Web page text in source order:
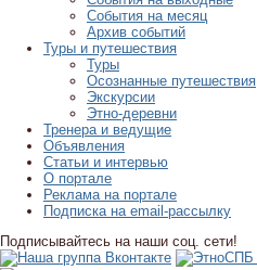
События на месяц
Архив событий
Туры и путешествия
Туры
Осознанные путешествия
Экскурсии
Этно-деревни
Тренера и ведущие
Объявления
Статьи и интервью
О портале
Реклама на портале
Подписка на email-рассылку
Подписывайтесь на наши соц. сети!